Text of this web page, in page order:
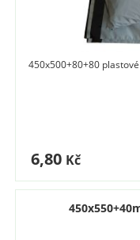
450x500+80+80
6,80 Kč